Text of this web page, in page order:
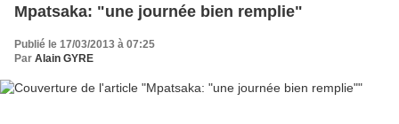
Mpatsaka: "une journée bien remplie"
Publié le 17/03/2013 à 07:25
Par Alain GYRE